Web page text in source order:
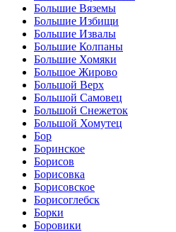
Большие Вяземы
Большие Избищи
Большие Извалы
Большие Колпаны
Большие Хомяки
Большое Жирово
Большой Верх
Большой Самовец
Большой Снежеток
Большой Хомутец
Бор
Боринское
Борисов
Борисовка
Борисовское
Борисоглебск
Борки
Боровики